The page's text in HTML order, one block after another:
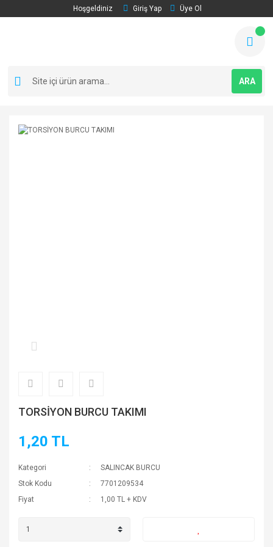
Hoşgeldiniz Giriş Yap Üye Ol
ARA
TORSİYON BURCU TAKIMI
1,20 TL
Kategori
SALINCAK BURCU
Stok Kodu
7701209534
Fiyat
1,00 TL + KDV